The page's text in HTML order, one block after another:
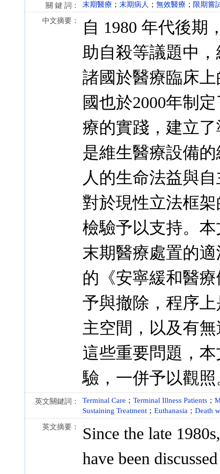
關 鍵 詞：
末期醫療 ； 末期病人 ； 無效醫療 ； 限期嘗
中文摘要：
自 1980 年代後期
助自殺等議題中
諸國於醫療臨床
國也於2000年制
療的實踐，建立
是維生醫療設備
人的生命法益與
對於現性立法框
檢驗予以支持。
末期醫療處置的
的《安寧緩和醫
予與撤除，程序
主空間，以及有
這些重要問題，
驗，一併予以觀照
英文關鍵詞： Terminal Care ； Terminal Illness Patients ；
Sustaining Treatment ； Euthanasia ； Death
英文摘要：
Since the late
have been